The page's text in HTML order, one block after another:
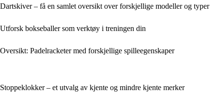
Dartskiver – få en samlet oversikt over forskjellige modeller og typer
Utforsk bokseballer som verktøy i treningen din
Oversikt: Padelracketer med forskjellige spilleegenskaper
Stoppeklokker – et utvalg av kjente og mindre kjente merker